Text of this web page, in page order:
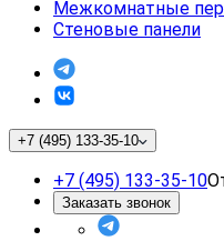
Межкомнатные
Стеновые панели
+7 (495) 133-35-10
+7 (495) 133-35-10
Заказать звонок